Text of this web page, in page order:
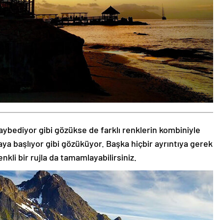
gibi gözükse de farklı renklerin kombiniyle
başlıyor gibi gözüküyor. Başka hiçbir ayrıntıya gerek
bir rujla da tamamlayabilirsiniz.